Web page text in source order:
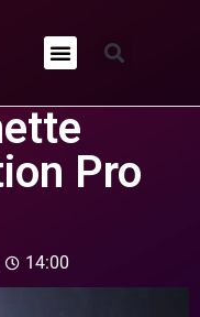
Pro
14:00